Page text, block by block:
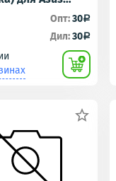
Max (ZC550KL)
Опт:30a
Дил:30a
